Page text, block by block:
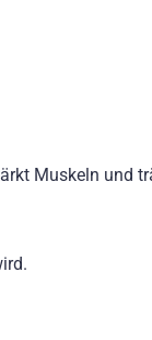
Muskeln und